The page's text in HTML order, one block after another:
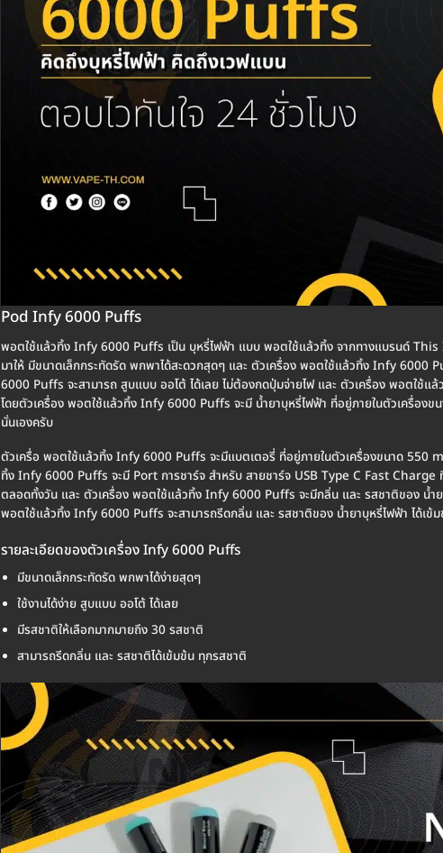
Pod Infy 6000 Puffs
พอตใช้แล้วทิ้ง Infy 6000 Puffs เป็น บุหรี่ไฟฟ้า แบบ พอตใช้แล้วทิ้ง จากทางแบรนด์
มาให้ มีขนาดเล็กกระทัดรัด พกพาได้สะดวกสุดๆ และ ตัวเครื่อง พอตใช้แล้วทิ้ง Infy 6000
6000 Puffs จะสามารถ สูบแบบ ออโต้ ได้เลย ไม่ต้องกดปุ่มจ่ายไฟ และ ตัวเครื่อง พอตใช้
โดยตัวเครื่อง พอตใช้แล้วทิ้ง Infy 6000 Puffs จะมี น้ำยาบุหรี่ไฟฟ้า ที่อยู่ภายในตัวเครื่องข
นั่นเองครับ
ตัวเครื่อ พอตใช้แล้วทิ้ง Infy 6000 Puffs จะมีแบตเตอรี่ ที่อยู่ภายในตัวเครื่องขนาด 550
ทิ้ง Infy 6000 Puffs จะมี Port การชาร์จ สำหรับ สายชาร์จ USB Type C Fast Charge
ตลอดทั้งวัน และ ตัวเครื่อง พอตใช้แล้วทิ้ง Infy 6000 Puffs จะมีกลิ่น และ รสชาติของ น้ำ
พอตใช้แล้วทิ้ง Infy 6000 Puffs จะสามารถรีดกลิ่น และ รสชาติของ น้ำยาบุหรี่ไฟฟ้า ได้เข้
รายละเอียดของตัวเครื่อง Infy 6000 Puffs
มีขนาดเล็กกระทัดรัด พกพาได้ง่ายสุดๆ
ใช้งานได้ง่าย สูบแบบ ออโต้ ได้เลย
มีรสชาติให้เลือกมากมายถึง 30 รสชาติ
สามารถรีดกลิ่น และ รสชาติได้เข้มข้น ทุกรสชาติ